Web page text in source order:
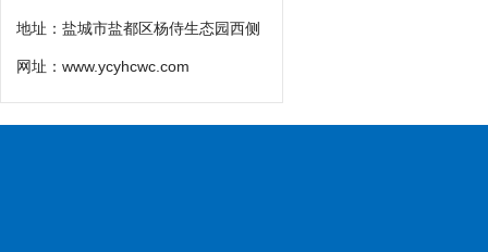
地址：盐城市盐都区杨侍生态园西侧
网址： www.ycyhcwc.com